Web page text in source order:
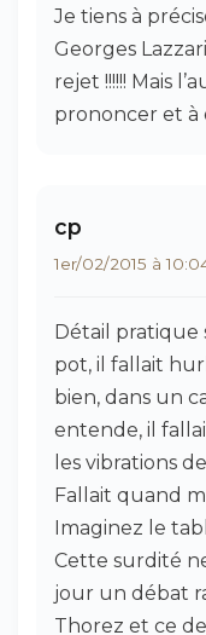
Je tiens à
Georges
rejet !!!!!! Mais
prononcer et à
cp
1er/02/2015 à
Détail pratique
pot, il fallait
bien, dans un
entende, il
les vibrations
Fallait quand
Imaginez le
Cette surdité
jour un débat
Thorez et ce